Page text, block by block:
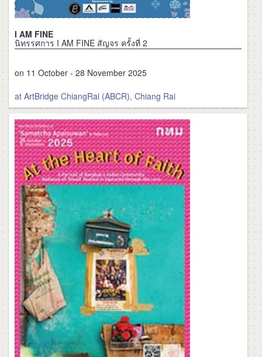
I AM FINE
นิทรรศการ I AM FINE สัญจร ครั้งที่ 2
on 11 October - 28 November 2025
at ArtBridge ChiangRai (ABCR), Chiang Rai